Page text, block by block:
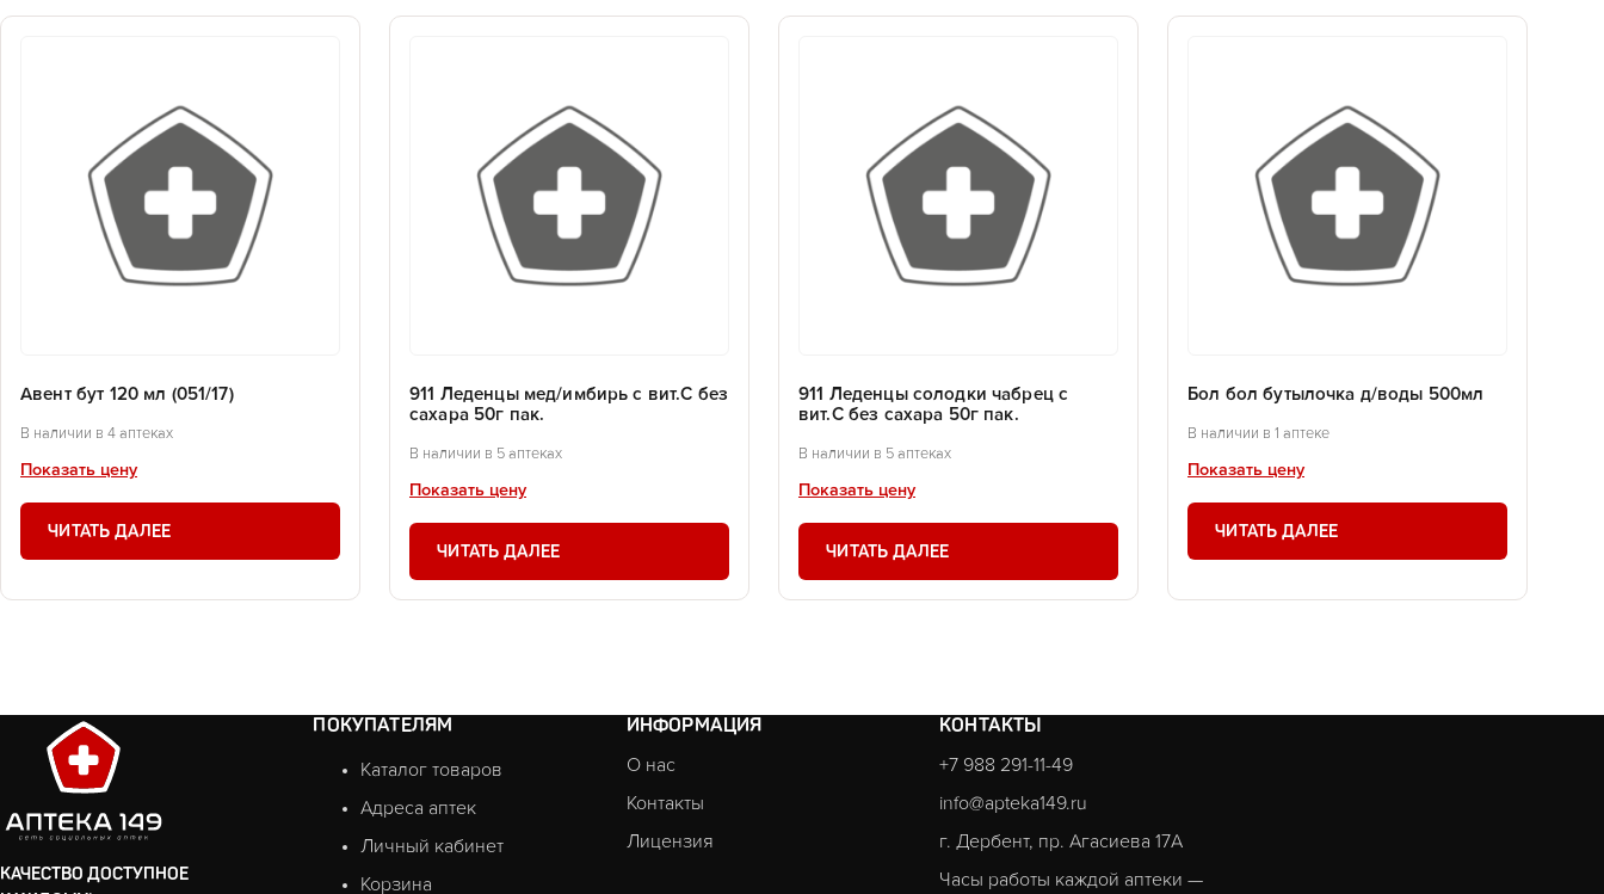
Авент бут 120 мл (051/17)
В наличии в 4 аптеках
Показать цену
ЧИТАТЬ ДАЛЕЕ
911 Леденцы мед/имбирь с вит.С без
сахара 50г пак.
В наличии в 5 аптеках
Показать цену
ЧИТАТЬ ДАЛЕЕ
911 Леденцы солодки чабрец с
вит.С без сахара 50г пак.
В наличии в 5 аптеках
Показать цену
ЧИТАТЬ ДАЛЕЕ
Бол бол бутылочка д/воды 500мл
В наличии в 1 аптеке
Показать цену
ЧИТАТЬ ДАЛЕЕ
КАЧЕСТВО ДОСТУПНОЕ
ПОКУПАТЕЛЯМ
Каталог товаров
Адреса аптек
Личный кабинет
Корзина
ИНФОРМАЦИЯ
О нас
Контакты
Лицензия
КОНТАКТЫ
+7 988 291-11-49
info@apteka149.ru
г. Дербент, пр. Агасиева 17А
Часы работы каждой аптеки —